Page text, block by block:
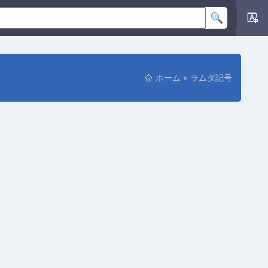
ホーム » ラムダ記号